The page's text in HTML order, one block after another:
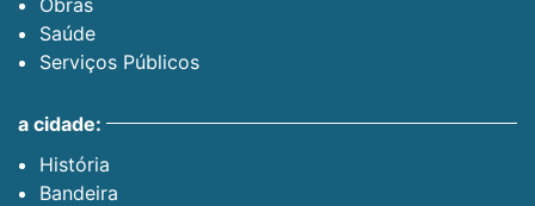
Saúde
Serviços Públicos
a cidade:
História
Bandeira